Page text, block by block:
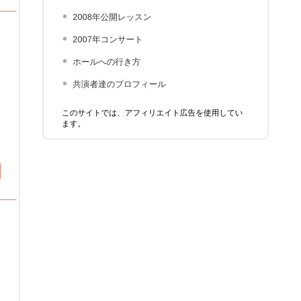
2008年公開レッスン
2007年コンサート
ホールへの行き方
共演者達のプロフィール
このサイトでは、アフィリエイト広告を使用してい
ます。